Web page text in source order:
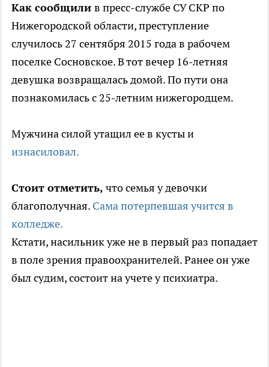
Как сообщили в пресс-службе СУ СКР по
Нижегородской области, преступление
случилось 27 сентября 2015 года в рабочем
поселке Сосновское. В тот вечер 16-летняя
девушка возвращалась домой. По пути она
познакомилась с 25-летним нижегородцем.
Мужчина силой утащил ее в кусты и
изнасиловал.
Стоит отметить, что семья у девочки
благополучная. Сама потерпевшая учится в
колледже.
Кстати, насильник уже не в первый раз попадает
в поле зрения правоохранителей. Ранее он уже
был судим, состоит на учете у психиатра.